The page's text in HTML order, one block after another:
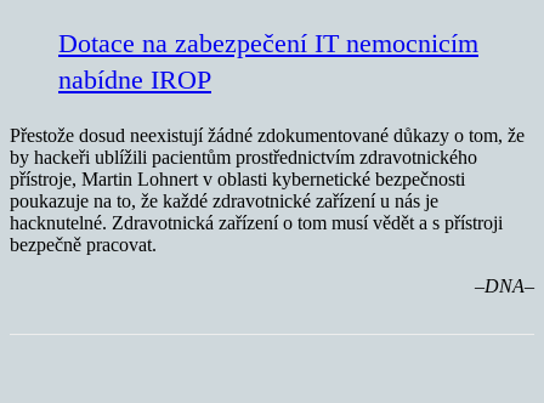
Dotace na zabezpečení IT nemocnicím
nabídne IROP
Přestože dosud neexistují žádné zdokumentované důkazy o tom, že
by hackeři ublížili pacientům prostřednictvím zdravotnického
přístroje, Martin Lohnert v oblasti kybernetické bezpečnosti
poukazuje na to, že každé zdravotnické zařízení u nás je
hacknutelné. Zdravotnická zařízení o tom musí vědět a s přístroji
bezpečně pracovat.
–DNA–